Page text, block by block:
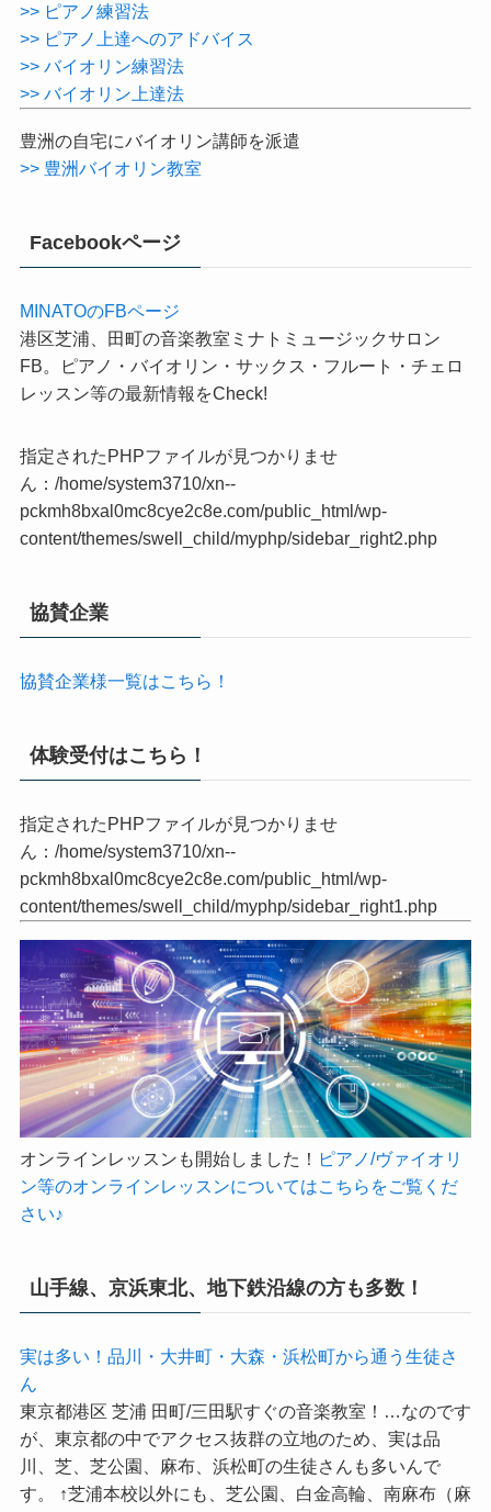
各楽器の練習法、集めました！
>> ピアノ練習法
>> ピアノ上達へのアドバイス
>> バイオリン上達法
Facebookページ
MINATOのFBページ
港区芝浦、田町の音楽教室ミナトミュージックサロン
レッスン等の最新情報をCheck!
指定されたPHPファイルが見つかりませ
ん：/home/system3710/xn--
content/themes/swell_child/myphp/sidebar_right2.php
協賛企業
協賛企業様一覧はこちら！
体験受付はこちら！
指定されたPHPファイルが見つかりませ
ん：/home/system3710/xn--
pckmh8bxal0mc8cye2c8e.com/public_html/wp-
content/themes/swell_child/myphp/sidebar_right1.php
オンラインレッスンも開始しました！
さい♪
山手線、京浜東北、地下鉄沿線の方も多数！
実は多い！品川・大井町・大森・浜松町から通う生徒さ
ん
東京都港区 芝浦 田町/三田駅すぐの音楽教室！…なのです
が、東京都の中でアクセス抜群の立地のため、実は品